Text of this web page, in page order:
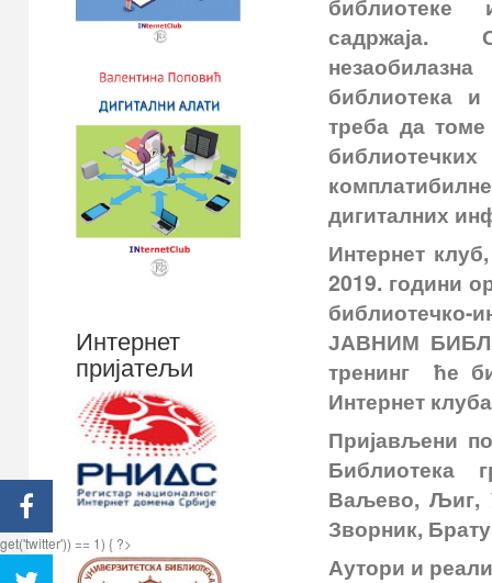
Интернет
пријатељи
get('twitter')) == 1) { ?>
библиотеке
библиотека
треба да томе
дигиталних
Интернет клуб,
2019. години
ЈАВНИМ
тренинг ће
Интернет
Пријављени
Библиотека
Ваљево, Љиг,
Зворник,
Аутори и